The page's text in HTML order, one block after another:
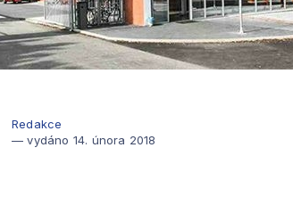
Redakce
— vydáno 14. února 2018